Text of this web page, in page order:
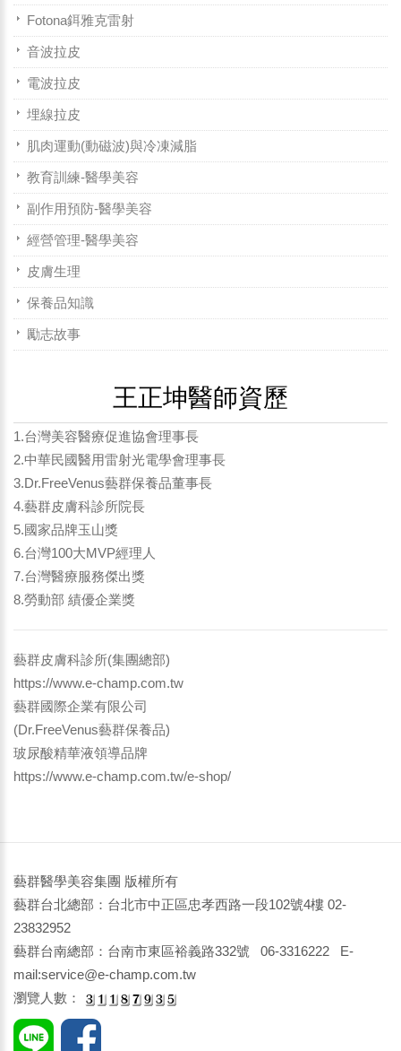
Fotona鉺雅克雷射
音波拉皮
電波拉皮
埋線拉皮
肌肉運動(動磁波)與冷凍減脂
教育訓練-醫學美容
副作用預防-醫學美容
經營管理-醫學美容
皮膚生理
保養品知識
勵志故事
王正坤醫師資歷
1.台灣美容醫療促進協會理事長
2.中華民國醫用雷射光電學會理事長
3.Dr.FreeVenus藝群保養品董事長
4.藝群皮膚科診所院長
5.國家品牌玉山獎
6.台灣100大MVP經理人
7.台灣醫療服務傑出獎
8.勞動部 績優企業獎
藝群皮膚科診所(集團總部)
https://www.e-champ.com.tw
藝群國際企業有限公司
(Dr.FreeVenus藝群保養品)
玻尿酸精華液領導品牌
https://www.e-champ.com.tw/e-shop/
藝群醫學美容集團 版權所有
藝群台北總部：台北市中正區忠孝西路一段102號4樓 02-
23832952
藝群台南總部：台南市東區裕義路332號 06-3316222 E-
mail:service@e-champ.com.tw
瀏覽人數：